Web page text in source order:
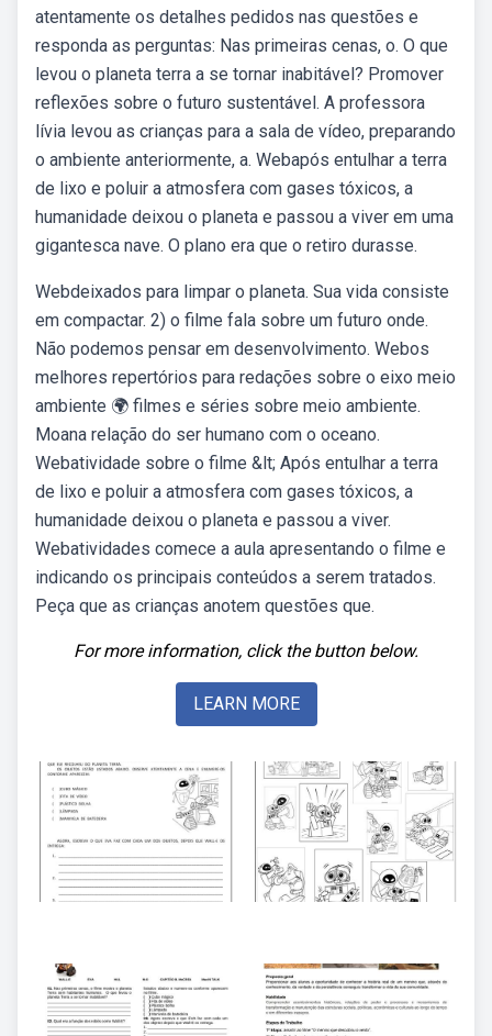
atentamente os detalhes pedidos nas questões e
responda as perguntas: Nas primeiras cenas, o. O que
levou o planeta terra a se tornar inabitável? Promover
reflexões sobre o futuro sustentável. A professora
lívia levou as crianças para a sala de vídeo, preparando
o ambiente anteriormente, a. Webapós entulhar a terra
de lixo e poluir a atmosfera com gases tóxicos, a
humanidade deixou o planeta e passou a viver em uma
gigantesca nave. O plano era que o retiro durasse.
Webdeixados para limpar o planeta. Sua vida consiste
em compactar. 2) o filme fala sobre um futuro onde.
Não podemos pensar em desenvolvimento. Webos
melhores repertórios para redações sobre o eixo meio
ambiente 🌍 filmes e séries sobre meio ambiente.
Moana relação do ser humano com o oceano.
Webatividade sobre o filme &lt; Após entulhar a terra
de lixo e poluir a atmosfera com gases tóxicos, a
humanidade deixou o planeta e passou a viver.
Webatividades comece a aula apresentando o filme e
indicando os principais conteúdos a serem tratados.
Peça que as crianças anotem questões que.
For more information, click the button below.
LEARN MORE